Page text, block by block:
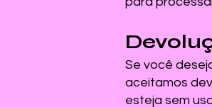
Se você
aceitamos
esteja sem